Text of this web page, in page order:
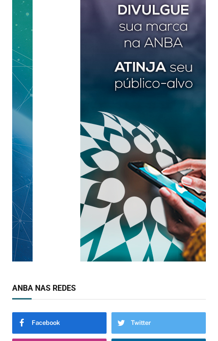
ANBA NAS REDES
Facebook Twitter